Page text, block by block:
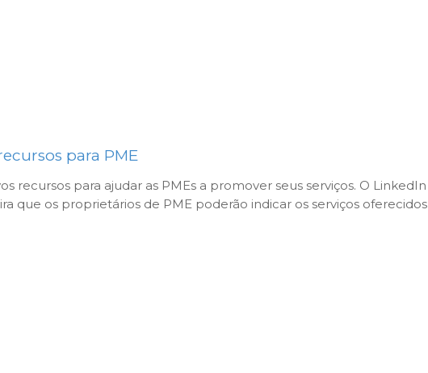
para PME
recursos para ajudar as PMEs a promover seus serviços. O LinkedIn
que os proprietários de PME poderão indicar os serviços oferecidos